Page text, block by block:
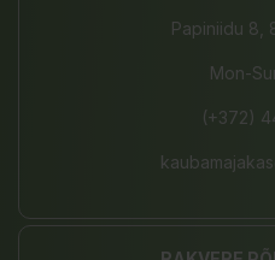
Papiniidu 8,
Mon-
(+372)